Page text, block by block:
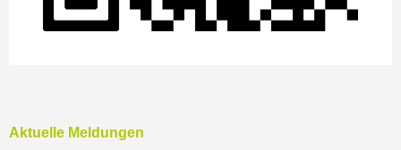
Aktuelle Meldungen